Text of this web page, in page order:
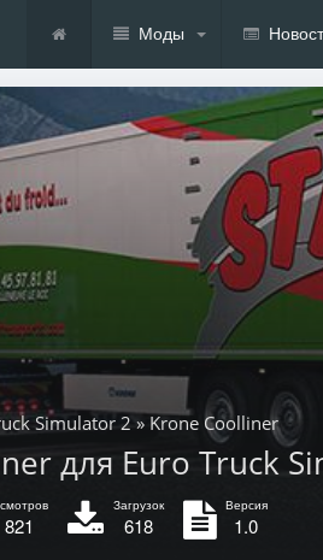
Моды
Simulator 2 » Krone Coolliner
для Euro Truck
821
Загрузок
618
Версия
1.0